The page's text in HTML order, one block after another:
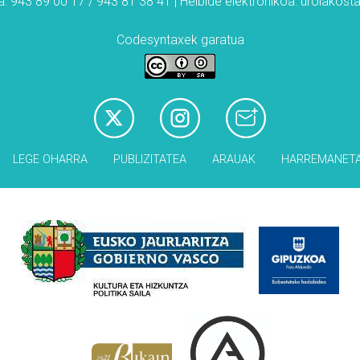
Codesyntaxek garatua
LEGE OHARRA PUBLIZITATEA ARAUAK